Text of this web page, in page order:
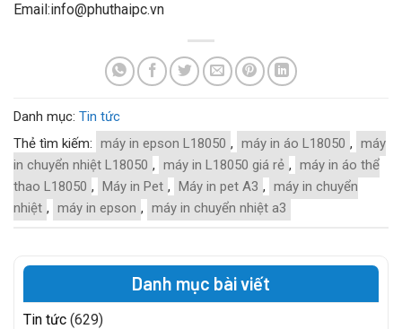
Email:info@phuthaipc.vn
Danh mục: Tin tức
Thẻ tìm kiếm: máy in epson L18050 , máy in áo L18050 , máy
in chuyển nhiệt L18050 , máy in L18050 giá rẻ , máy in áo thể
thao L18050 , Máy in Pet , Máy in pet A3 , máy in chuyển
nhiệt , máy in epson , máy in chuyển nhiệt a3
Danh mục bài viết
Tin tức (629)